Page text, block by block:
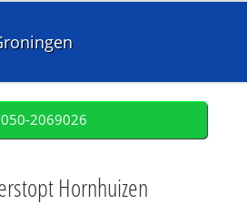
050-2069026
Hornhuizen